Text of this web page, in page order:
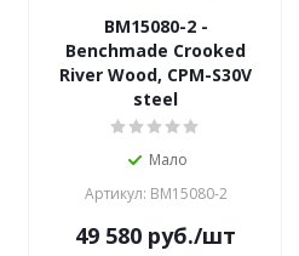
BM15080-2 -
Benchmade Crooked
River Wood, CPM-S30V
steel
Мало
Артикул: BM15080-2
49 580 руб./шт